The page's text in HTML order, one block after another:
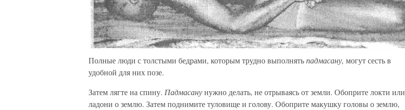
Полные люди с толстыми бедрами, которым трудно выполнятьпадмасану, могут сесть в
удобной для них позе.
Затем лягте на спину. Падмасанунужно делать, не отрываясь от земли. Обоприте локти или
ладони о землю. Затем поднимите туловище и голову. Обоприте макушку головы о землю,